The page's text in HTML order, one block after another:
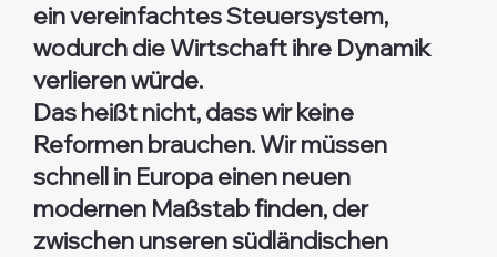
ein vereinfachtes Steuersystem,
wodurch die Wirtschaft ihre Dynamik
verlieren würde.
Das heißt nicht, dass wir keine
Reformen brauchen. Wir müssen
schnell in Europa einen neuen
modernen Maßstab finden, der
zwischen unseren südländischen